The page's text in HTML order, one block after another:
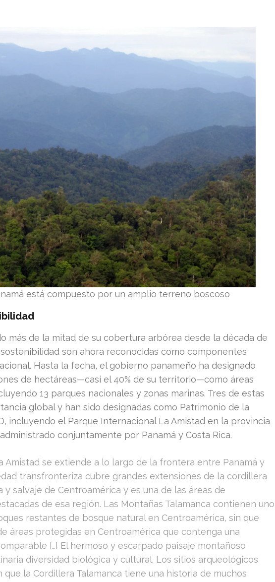
está compuesto por un amplio terreno boscoso
más de la mitad de su cobertura arbórea desde la década de
son ahora reconocidas como componentes
Hasta la fecha, el gobierno panameño ha designado
de hectáreas—casi el 40% de su territorio—como áreas
13 parques nacionales y zonas marinas. Tres de estas
global y han sido designadas como Patrimonio de la
incluyendo el Parque Internacional La Amistad en la provincia
conjuntamente por Panamá y Costa Rica.
Amistad se extiende a lo largo de la frontera entre Panamá y
transfronteriza cubre grandes extensiones de la cordillera
y salvaje de Centroamérica y es una de las áreas de
de esa región. Las Montañas Talamanca contienen uno
restantes de bosque natural en Centroamérica, sin que
áreas protegidas en Centroamérica que contenga una
[…] El hermoso y escarpado paisaje montañoso
diversidad biológica y cultural. Los sitios arqueológicos
que la Cordillera Talamanca tiene una historia de muchos